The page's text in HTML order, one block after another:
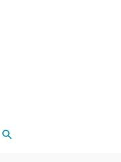
Rechercher